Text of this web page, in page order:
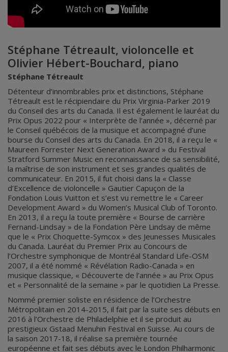
Stéphane Tétreault, violoncelle et
Olivier Hébert-Bouchard, piano
Stéphane Tétreault
Détenteur d’innombrables prix et distinctions, Stéphane
Tétreault est le récipiendaire du Prix Virginia-Parker 2019
du Conseil des arts du Canada. Il est également le lauréat du
Prix Opus 2022 pour « Interprète de l’année », décerné par
le Conseil québécois de la musique et accompagné d’une
bourse du Conseil des arts du Canada. En 2018, il a reçu le «
Maureen Forrester Next Generation Award » du Festival
Stratford Summer Music en reconnaissance de sa sensibilité,
la maîtrise de son instrument et ses grandes qualités de
communicateur. En 2015, il fut choisi dans la « Classe
d’Excellence de violoncelle » Gautier Capuçon de la
Fondation Louis Vuitton et s’est vu remettre le « Career
Development Award » du Women’s Musical Club of Toronto.
En 2013, il a reçu la toute première « Bourse de carrière
Fernand-Lindsay » de la Fondation Père Lindsay de même
que le « Prix Choquette-Symcox » des Jeunesses Musicales
du Canada. Lauréat du Premier Prix au Concours de
l’Orchestre symphonique de Montréal Standard Life-OSM
2007, il a été nommé « Révélation Radio-Canada » en
musique classique, « Découverte de l’année » au Prix Opus
et « Personnalité de la semaine » par le quotidien La Presse.
Nommé premier soliste en résidence de l’Orchestre
Métropolitain en 2014-2015, il fait par la suite ses débuts en
2016 à l’Orchestre de Philadelphie et il se produit au
prestigieux Gstaad Menuhin Festival en Suisse. Au cours de
la saison 2017-18, il réalise sa première tournée
européenne et fait ses débuts avec le London Philharmonic